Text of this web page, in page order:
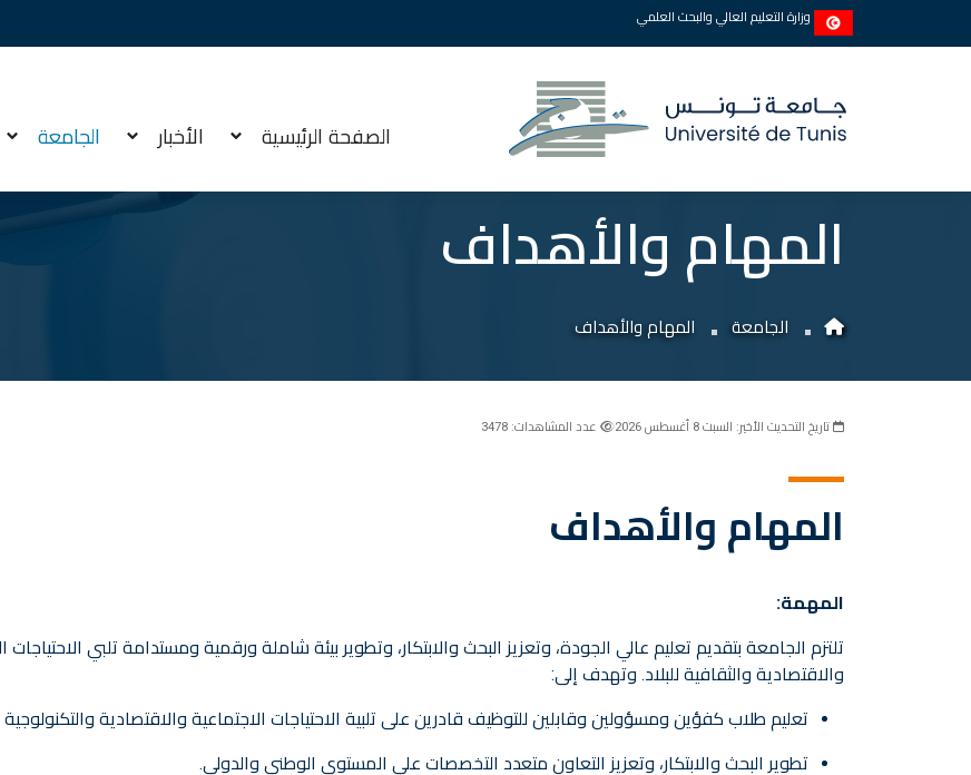
وزارة التعليم العالي والبحث العلمي
الصفحة الرئيسية الأخبار الجامعة
المهام والأهداف
الجامعة المهام والأهداف
تاريخ التحديث الأخير: السبت 8 أغسطس 2026 عدد المشاهدات: 3478
المهام والأهداف
المهمة:
تلتزم الجامعة بتقديم تعليم عالي الجودة، وتعزيز البحث والابتكار، وتطوير بيئة شاملة ورقمية ومستدامة تلبي الاحتياجات
والاقتصادية والثقافية للبلاد. وتهدف إلى:
تعليم طلاب كفؤين ومسؤولين وقابلين للتوظيف قادرين على تلبية الاحتياجات الاجتماعية والاقتصادية والتكنولوجية
تطوير البحث والابتكار، وتعزيز التعاون متعدد التخصصات على المستوى الوطني والدولي.